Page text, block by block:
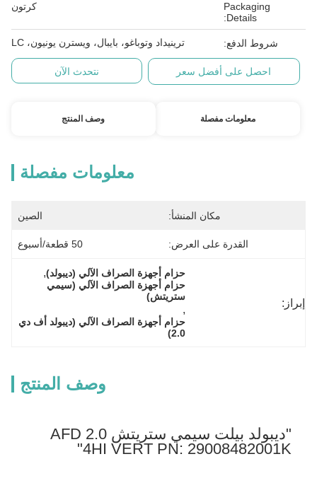
Packaging
Details:
كرتون
شروط الدفع: ترينيداد وتوباغو، بايبال، ويسترن يونيون، LC
احصل على أفضل سعر نتحدث الآن
معلومات مفصلة وصف المنتج
معلومات مفصلة
مكان المنشأ: الصين
القدرة على العرض: 50 قطعة/أسبوع
إبراز:
حزام أجهزة الصراف الآلي (ديبولد),
ستريتش)
,
2.0)
وصف المنتج
"ديبولد بيلت سيمي ستريتش AFD 2.0
4HI VERT PN: 29008482001K"